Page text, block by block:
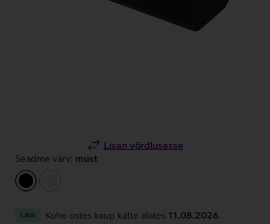
Lisan võrdlusesse
Seadme värv: must
must
Laos Kohe ostes kaup kätte alates 11.08.2026